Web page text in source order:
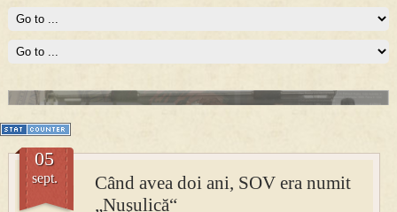
PRESA
Permise pentru vânătoarea de porci în costume, cu gulere albe
Prima mea carte publicata (Nemira)
Averea Presedintelui: prima lucrare despre controversatele
conturi secrete ale Securitatii.
Când avea doi ani, SOV era numit
„Nuşulică“
05
sept.